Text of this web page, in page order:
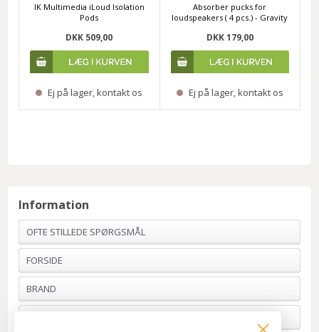
IK Multimedia iLoud Isolation
Pods
DKK 509,00
Ej på lager, kontakt os
Absorber pucks for
loudspeakers ( 4 pcs.) - Gravity
DKK 179,00
Ej på lager, kontakt os
Information
OFTE STILLEDE SPØRGSMÅL
FORSIDE
BRAND